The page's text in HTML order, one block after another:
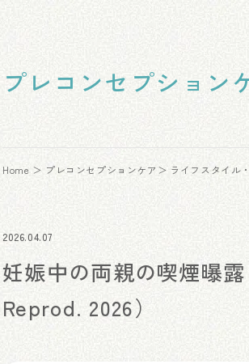
プレコンセプション
Home プレコンセプションケア ライフスタイル
2026.04.07
妊娠中の両親の喫煙曝
Reprod. 2026）